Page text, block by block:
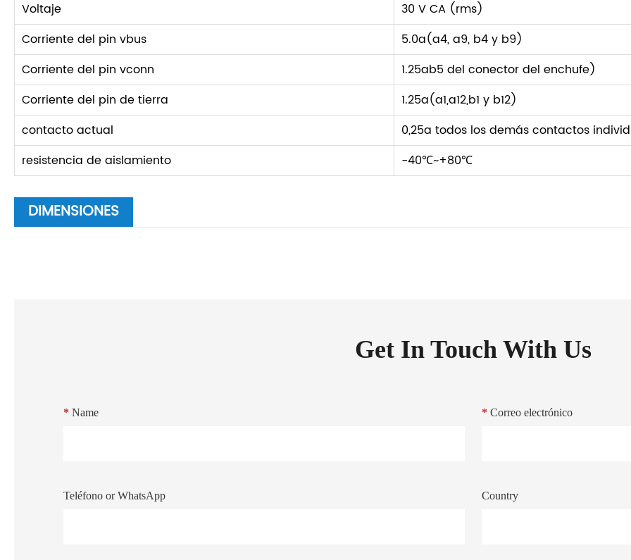
Voltaje
30 V CA (rms)
Corriente del pin vbus
5.0a(a4, a9, b4 y b9)
Corriente del pin vconn
1.25ab5 del conector del enchufe)
Corriente del pin de tierra
1.25a(a1,a12,b1 y b12)
contacto actual
0,25a todos los demás contactos
resistencia de aislamiento
-40℃~+80℃
DIMENSIONES
Get In Touch With Us
* Name * Correo electrónico
Teléfono or WhatsApp Country